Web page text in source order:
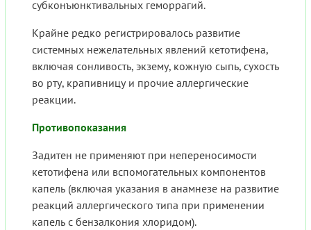
субконъюнктивальных геморрагий.
Крайне редко регистрировалось развитие
системных нежелательных явлений кетотифена,
включая сонливость, экзему, кожную сыпь, сухость
во рту, крапивницу и прочие аллергические
реакции.
Противопоказания
Задитен не применяют при непереносимости
кетотифена или вспомогательных компонентов
капель (включая указания в анамнезе на развитие
реакций аллергического типа при применении
капель с бензалкония хлоридом).